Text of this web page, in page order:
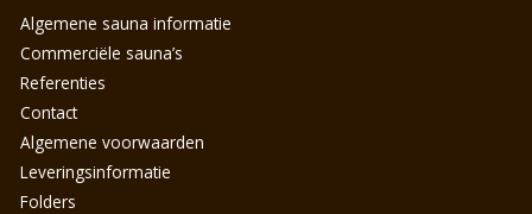
Algemene sauna informatie
Commerciële sauna’s
Referenties
Contact
Algemene voorwaarden
Leveringsinformatie
Folders